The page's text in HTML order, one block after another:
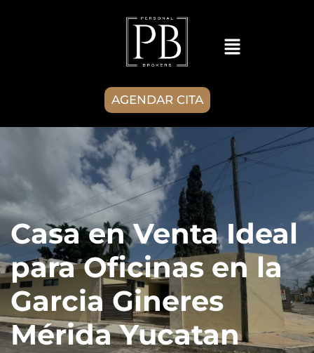
AGENDAR CITA
Casa en Venta Ideal
para Oficinas en la
Garcia Gineres
Mérida Yucatan